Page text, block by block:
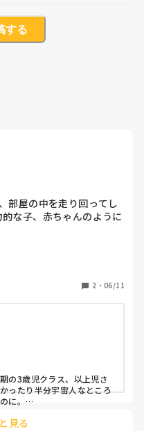
する
部屋の中を走り回ってし
な子、赤ちゃんのように
てなかなか落ち着きませ
お話を聞いてくれて助か
多すぎます…。
を見ているのですが毎日
しんでやる子にはどう対応
るので本当に辛い。今す
2 ・ 06/11
の3歳児クラス、以上児さ
ったり半分宇宙人なところ
に。
見る